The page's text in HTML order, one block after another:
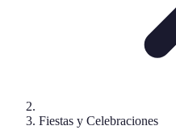
Fiestas y Celebraciones